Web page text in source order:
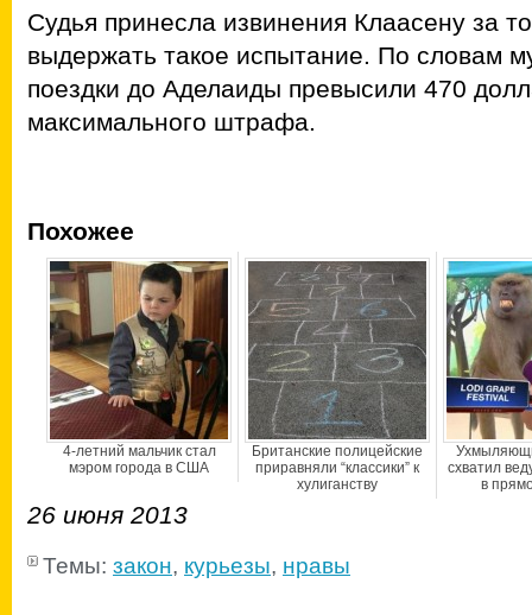
Судья принесла извинения Клаасену за
выдержать такое испытание. По словам
поездки до Аделаиды превысили 470
максимального штрафа.
Похожее
4-летний мальчик стал
мэром города в США
Британские полицейские
приравняли “классики” к
хулиганству
схватил
в
26 июня 2013
Темы: закон, курьезы, нравы